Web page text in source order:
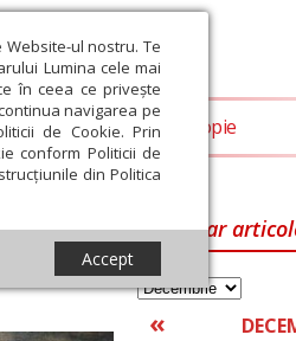
ul nostru. Te
Lumina cele mai
în ceea ce privește
navigarea pe
de Cookie. Prin
conform Politicii de
din Politica
Accept
Opinii Filantropie
Calendar
«